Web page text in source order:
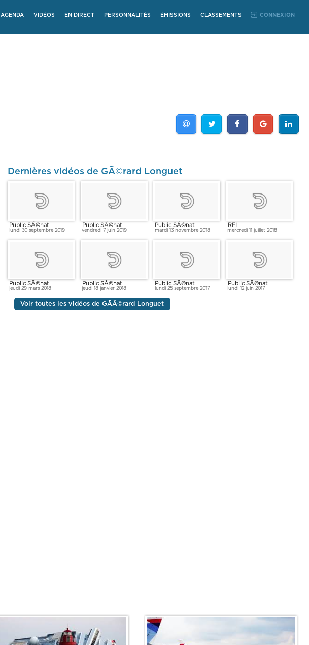
AGENDA VIDÉOS EN DIRECT PERSONNALITÉS ÉMISSIONS CLASSEMENTS CONNEXION
Dernières vidéos de GÃ©rard Longuet
Public SÃ©nat
lundi 30 septembre 2019
Public SÃ©nat
vendredi 7 juin 2019
Public SÃ©nat
mardi 13 novembre 2018
RFI
mercredi 11 juillet 2018
Public SÃ©nat
jeudi 29 mars 2018
Public SÃ©nat
jeudi 18 janvier 2018
Public SÃ©nat
lundi 25 septembre 2017
Public SÃ©nat
lundi 12 juin 2017
Voir toutes les vidéos de GÃÂ©rard Longuet